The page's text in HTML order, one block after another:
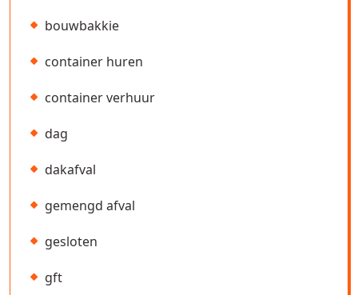
bouwbakkie
container huren
container verhuur
dag
dakafval
gemengd afval
gesloten
gft